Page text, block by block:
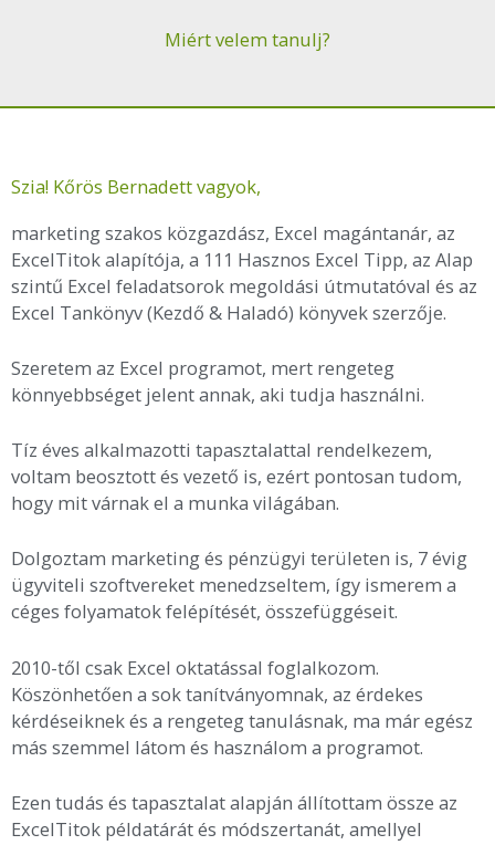
Miért velem tanulj?
Szia! Kőrös Bernadett vagyok,
marketing szakos közgazdász, Excel magántanár, az
ExcelTitok alapítója, a 111 Hasznos Excel Tipp, az Alap
szintű Excel feladatsorok megoldási útmutatóval és az
Excel Tankönyv (Kezdő & Haladó) könyvek szerzője.
Szeretem az Excel programot, mert rengeteg
könnyebbséget jelent annak, aki tudja használni.
Tíz éves alkalmazotti tapasztalattal rendelkezem,
voltam beosztott és vezető is, ezért pontosan tudom,
hogy mit várnak el a munka világában.
Dolgoztam marketing és pénzügyi területen is, 7 évig
ügyviteli szoftvereket menedzseltem, így ismerem a
céges folyamatok felépítését, összefüggéseit.
2010-től csak Excel oktatással foglalkozom.
Köszönhetően a sok tanítványomnak, az érdekes
kérdéseiknek és a rengeteg tanulásnak, ma már egész
más szemmel látom és használom a programot.
Ezen tudás és tapasztalat alapján állítottam össze az
ExcelTitok példatárát és módszertanát, amellyel